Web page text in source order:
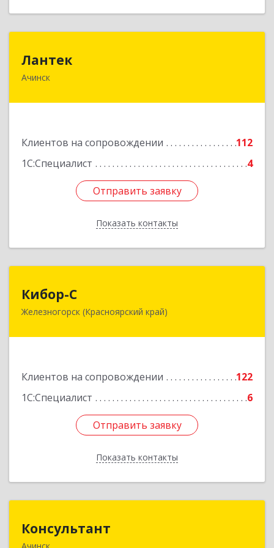
Лантек
Ачинск
Клиентов на сопровождении
112
1С:Специалист
4
Отправить заявку
Показать контакты
Отправить заявку
Назад
Кибор-С
Железногорск (Красноярский край)
Клиентов на сопровождении
122
1С:Специалист
6
Отправить заявку
Показать контакты
662973, Красноярский край, Железногорск г,
Отправить заявку
Назад
Консультант
Ачинск